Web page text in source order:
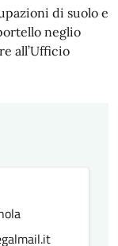
di suolo e
neglio
all’Ufficio